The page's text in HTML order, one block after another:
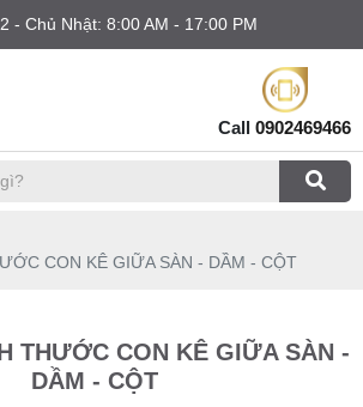
- Chủ Nhật: 8:00 AM - 17:00 PM
Call 0902469466
CON KÊ GIỮA SÀN - DẦM - CỘT
THƯỚC CON KÊ GIỮA SÀN -
DẦM - CỘT